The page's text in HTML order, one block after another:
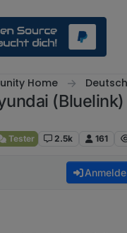
Home Deutsch
Tester 2.5k 161